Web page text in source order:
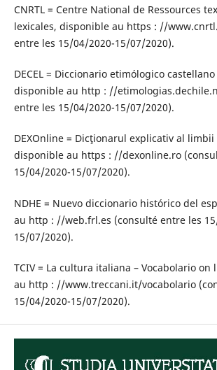
CNRTL = Centre National de Ressources
lexicales, disponible au https : //
entre les 15/04/2020-15/07/2020).
DECEL = Diccionario etimólogico
disponible au http : //
entre les 15/04/2020-15/07/2020).
DEXOnline = Dicţionarul explicativ al limbii
disponible au https : //dexonline.ro
15/04/2020-15/07/2020).
NDHE = Nuevo diccionario histórico del
au http : //web.frl.es (consulté entre les
15/07/2020).
TCIV = La cultura italiana – Vocabolario
au http : //www.treccani.it/vocabolario
15/04/2020-15/07/2020).